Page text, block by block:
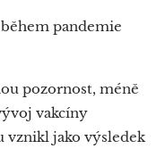
pandemie
pozornost, méně
vakcíny
vznikl jako výsledek